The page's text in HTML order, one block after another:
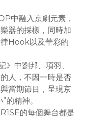
中融入京劇元素，
器的採樣，同時加
Hook以及華彩的
》中劉邦、項羽、
人，不因一時是否
當期節目，呈現京
的精神。
的每個舞台都是